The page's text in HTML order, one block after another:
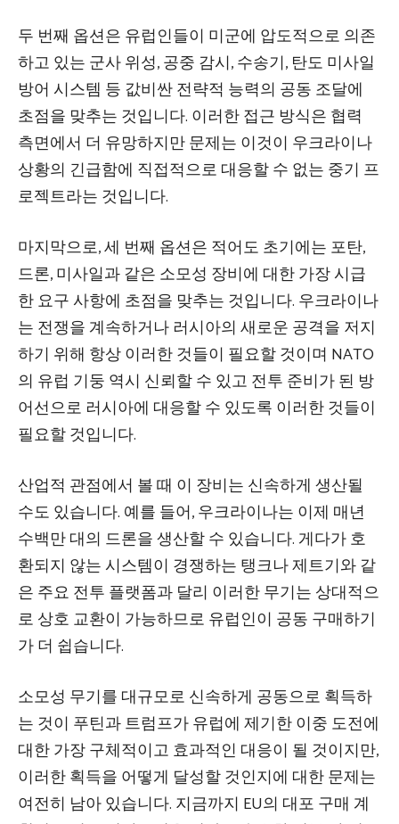
두 번째 옵션은 유럽인들이 미군에 압도적으로 의존
하고 있는 군사 위성, 공중 감시, 수송기, 탄도 미사일
방어 시스템 등 값비싼 전략적 능력의 공동 조달에
초점을 맞추는 것입니다. 이러한 접근 방식은 협력
측면에서 더 유망하지만 문제는 이것이 우크라이나
상황의 긴급함에 직접적으로 대응할 수 없는 중기 프
로젝트라는 것입니다.
마지막으로, 세 번째 옵션은 적어도 초기에는 포탄,
드론, 미사일과 같은 소모성 장비에 대한 가장 시급
한 요구 사항에 초점을 맞추는 것입니다. 우크라이나
는 전쟁을 계속하거나 러시아의 새로운 공격을 저지
하기 위해 항상 이러한 것들이 필요할 것이며 NATO
의 유럽 기둥 역시 신뢰할 수 있고 전투 준비가 된 방
어선으로 러시아에 대응할 수 있도록 이러한 것들이
필요할 것입니다.
산업적 관점에서 볼 때 이 장비는 신속하게 생산될
수도 있습니다. 예를 들어, 우크라이나는 이제 매년
수백만 대의 드론을 생산할 수 있습니다. 게다가 호
환되지 않는 시스템이 경쟁하는 탱크나 제트기와 같
은 주요 전투 플랫폼과 달리 이러한 무기는 상대적으
로 상호 교환이 가능하므로 유럽인이 공동 구매하기
가 더 쉽습니다.
소모성 무기를 대규모로 신속하게 공동으로 획득하
는 것이 푸틴과 트럼프가 유럽에 제기한 이중 도전에
대한 가장 구체적이고 효과적인 대응이 될 것이지만,
이러한 획득을 어떻게 달성할 것인지에 대한 문제는
여전히 남아 있습니다. 지금까지 EU의 대포 구매 계